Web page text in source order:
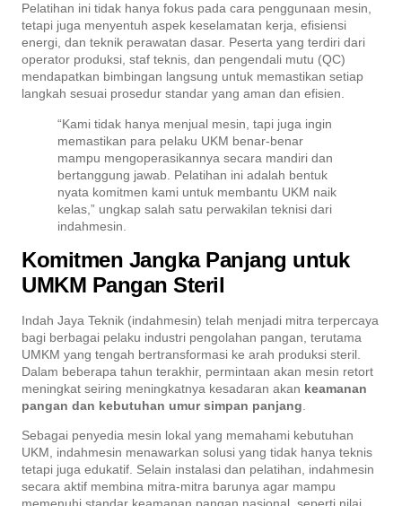
Pelatihan ini tidak hanya fokus pada cara penggunaan mesin,
tetapi juga menyentuh aspek keselamatan kerja, efisiensi
energi, dan teknik perawatan dasar. Peserta yang terdiri dari
operator produksi, staf teknis, dan pengendali mutu (QC)
mendapatkan bimbingan langsung untuk memastikan setiap
langkah sesuai prosedur standar yang aman dan efisien.
“Kami tidak hanya menjual mesin, tapi juga ingin
memastikan para pelaku UKM benar-benar
mampu mengoperasikannya secara mandiri dan
bertanggung jawab. Pelatihan ini adalah bentuk
nyata komitmen kami untuk membantu UKM naik
kelas,” ungkap salah satu perwakilan teknisi dari
indahmesin.
Komitmen Jangka Panjang untuk
UMKM Pangan Steril
Indah Jaya Teknik (indahmesin) telah menjadi mitra terpercaya
bagi berbagai pelaku industri pengolahan pangan, terutama
UMKM yang tengah bertransformasi ke arah produksi steril.
Dalam beberapa tahun terakhir, permintaan akan mesin retort
meningkat seiring meningkatnya kesadaran akan keamanan
pangan dan kebutuhan umur simpan panjang
Sebagai penyedia mesin lokal yang memahami kebutuhan
UKM, indahmesin menawarkan solusi yang tidak hanya teknis
tetapi juga edukatif. Selain instalasi dan pelatihan, indahmesin
secara aktif membina mitra-mitra barunya agar mampu